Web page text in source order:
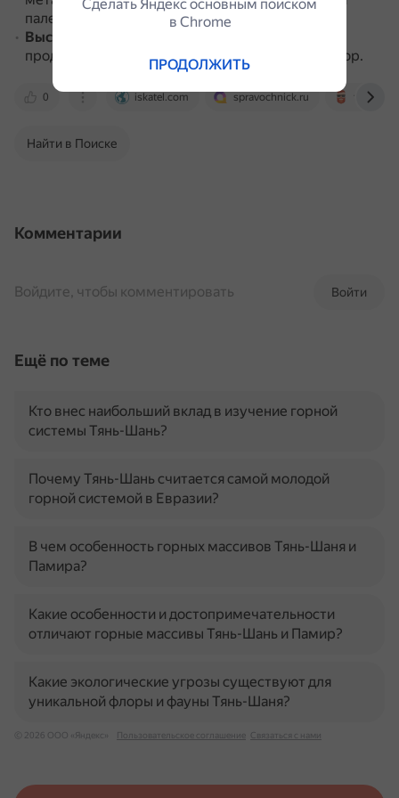
палеозоя и докембрия.
Высокая сейсмоактивность
продолжающимся до сих пор формированием гор.
0 iskatel.com spravochnick.ru
Найти в Поиске
Комментарии
Войти
Войдите, чтобы комментировать
Ещё по теме
Кто внес наибольший вклад в изучение горной
системы Тянь-Шань?
Почему Тянь-Шань считается самой молодой
горной системой в Евразии?
В чем особенность горных массивов Тянь-Шаня и
Памира?
Какие особенности и достопримечательности
отличают горные массивы Тянь-Шань и Памир?
Какие экологические угрозы существуют для
уникальной флоры и фауны Тянь-Шаня?
© 2026 ООО «Яндекс» Пользовательское соглашение Связаться с нами
Сделать Яндекс основным поиском
в Сhrome
ПРОДОЛЖИТЬ